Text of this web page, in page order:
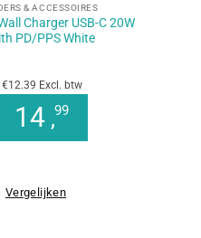
& ACCESSOIRES
Charger USB-C 20W
PD/PPS White
€12.39 Excl. btw
14,99
Vergelijken